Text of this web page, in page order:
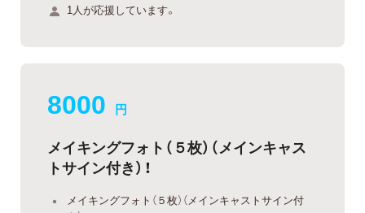
1人が応援しています。
8000 円
メイキングフォト（５枚）（メインキャス
トサイン付き）！
メイキングフォト（５枚）（メインキャストサイン付